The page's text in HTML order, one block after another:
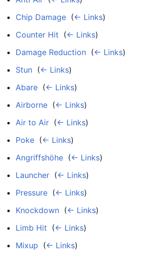
Chip Damage (← Links)
Counter Hit (← Links)
Damage Reduction (← Links)
Stun (← Links)
Abare (← Links)
Airborne (← Links)
Air to Air (← Links)
Poke (← Links)
Angriffshöhe (← Links)
Launcher (← Links)
Pressure (← Links)
Knockdown (← Links)
Limb Hit (← Links)
Mixup (← Links)